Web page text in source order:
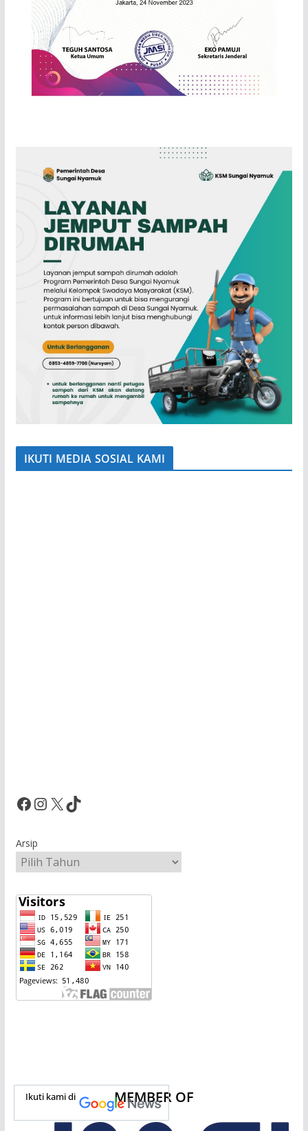
IKUTI MEDIA SOSIAL KAMI
Facebook InstagramX TikTok
Arsip
Ikuti kami di MEMBER OF